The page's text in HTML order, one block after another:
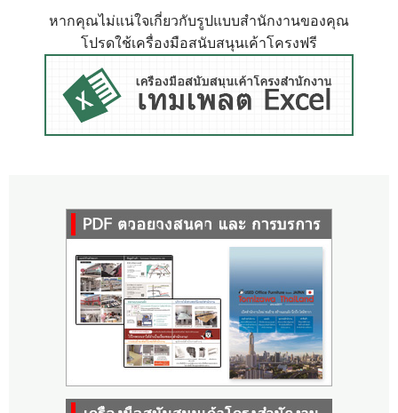
หากคุณไม่แน่ใจเกี่ยวกับรูปแบบสำนักงานของคุณ
โปรดใช้เครื่องมือสนับสนุนเค้าโครงฟรี